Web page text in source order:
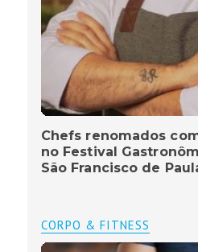
Chefs renomados
no Festival
São Francisco de
CORPO & FITNESS